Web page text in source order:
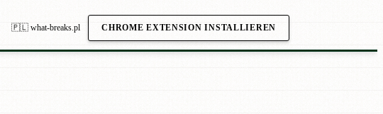
🇵🇱 what-breaks.pl CHROME EXTENSION INSTALLIEREN